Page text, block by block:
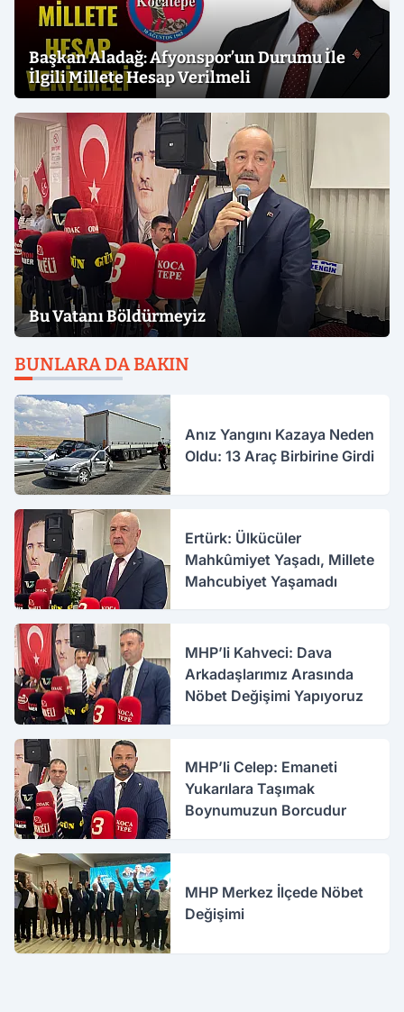
Başkan Aladağ: Afyonspor’un Durumu İle
İlgili Millete Hesap Verilmeli
Bu Vatanı Böldürmeyiz
BUNLARA DA BAKIN
Anız Yangını Kazaya Neden
Oldu: 13 Araç Birbirine Girdi
Ertürk: Ülkücüler
Mahkûmiyet Yaşadı, Millete
Mahcubiyet Yaşamadı
MHP’li Kahveci: Dava
Arkadaşlarımız Arasında
Nöbet Değişimi Yapıyoruz
MHP’li Celep: Emaneti
Yukarılara Taşımak
Boynumuzun Borcudur
MHP Merkez İlçede Nöbet
Değişimi